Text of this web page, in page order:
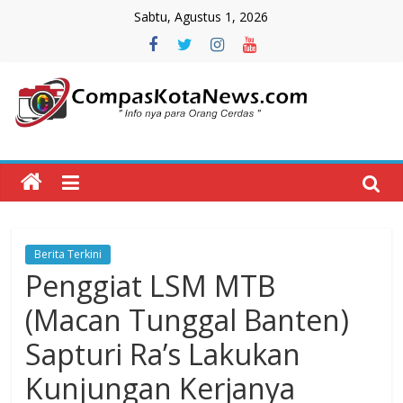
Sabtu, Agustus 1, 2026
Compas
Kota
CompasKotaNews.com
Hadir
untuk
memberikan
informasi
kepada
masyarakat
Berita Terkini
Penggiat LSM MTB
(Macan Tunggal Banten)
Sapturi Ra’s Lakukan
Kunjungan Kerjanya